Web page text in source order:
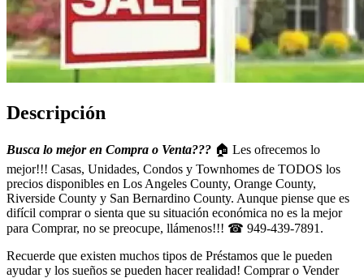
Descripción
Busca lo mejor en Compra o Venta??? 🏠 Les ofrecemos lo
mejor!!! Casas, Unidades, Condos y Townhomes de TODOS los
precios disponibles en Los Angeles County, Orange County,
Riverside County y San Bernardino County. Aunque piense que es
difícil comprar o sienta que su situación económica no es la mejor
para Comprar, no se preocupe, llámenos!!! ☎ 949-439-7891.
Recuerde que existen muchos tipos de Préstamos que le pueden
ayudar y los sueños se pueden hacer realidad! Comprar o Vender